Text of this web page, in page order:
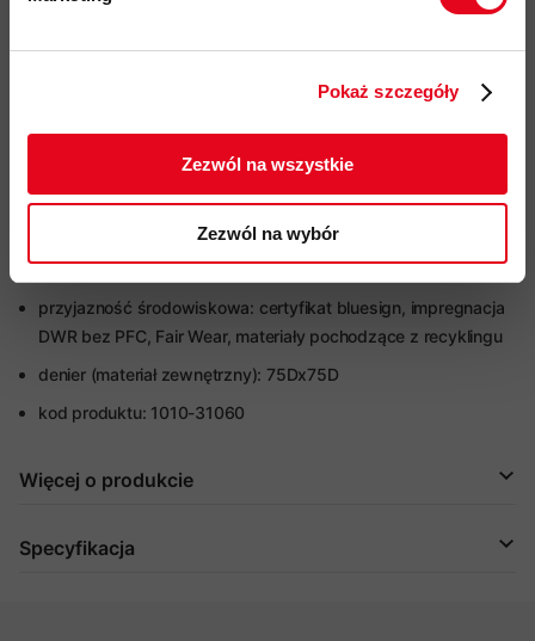
Pokaż szczegóły
Zezwól na wszystkie
Zezwól na wybór
elastyczne mankiety wewnątrz rękawa osłaniające
odpinany, elastyczny fartuch przeciwśnieżny z regulacją
szerokości i antypoślizgowym wykończeniem
regulowany obwód dołu kurtki za pomocą ściągacza
przyjazność środowiskowa: certyfikat bluesign , impregnacja
DWR bez PFC, Fair Wear, materiały pochodzące z recyklingu
denier (materiał zewnętrzny): 75Dx75D
kod produktu: 1010-31060
Więcej o produkcie
Specyfikacja
zgodnie z Polityką prywatności.